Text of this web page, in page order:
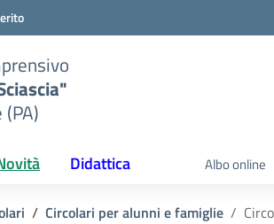
Didattica Albo online
Circolari per alunni e famiglie